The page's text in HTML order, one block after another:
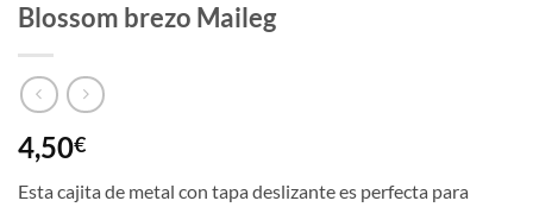
Blossom brezo Maileg
4,50€
Esta cajita de metal con tapa deslizante es perfecta para